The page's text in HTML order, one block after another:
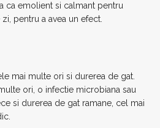
ca emolient si calmant pentru
pentru a avea un efect.
mai multe ori si durerea de gat.
ori, o infectie microbiana sau
si durerea de gat ramane, cel mai